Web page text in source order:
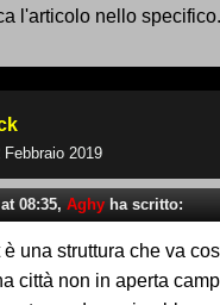
l'articolo nello specifico.
Febbraio 2019
08:35, Aghy ha scritto:
una struttura che va
città non in aperta